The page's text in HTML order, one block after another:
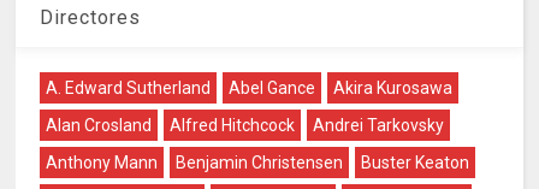
Directores
A. Edward Sutherland Abel Gance
Akira Kurosawa
Alan Crosland
Alfred Hitchcock
Andrei Tarkovsky
Anthony Mann
Benjamin Christensen
Buster Keaton